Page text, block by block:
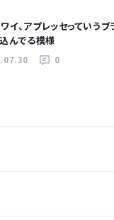
イ、アプレッセっていう
んでる模様
0